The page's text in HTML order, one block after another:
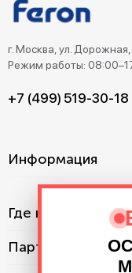
г. Москва, ул.
Режим работы:
+7 (499) 519-30-18
Информация
Где купить?
Партнерам